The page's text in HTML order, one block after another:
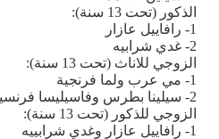
الذكور (تحت 13 سنة)
:
1- رافاييل عازار
2- غدي شرابيه
الزوجي للاناث (تحت 13 سنة)
:
1- مي عرب ولما فرنجية
2- سيلينا بطرس وفاسيليسا فرنسيس
الزوجي للذكور (تحت 13 سنة):
1- رافاييل عازار وغدي شرابييه